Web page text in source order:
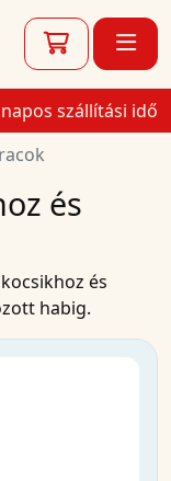
szállítási idő
és
és
habig.